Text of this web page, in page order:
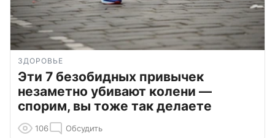
ЗДОРОВЬЕ
Эти 7 безобидных привычек
незаметно убивают колени —
спорим, вы тоже так делаете
106 Обсудить